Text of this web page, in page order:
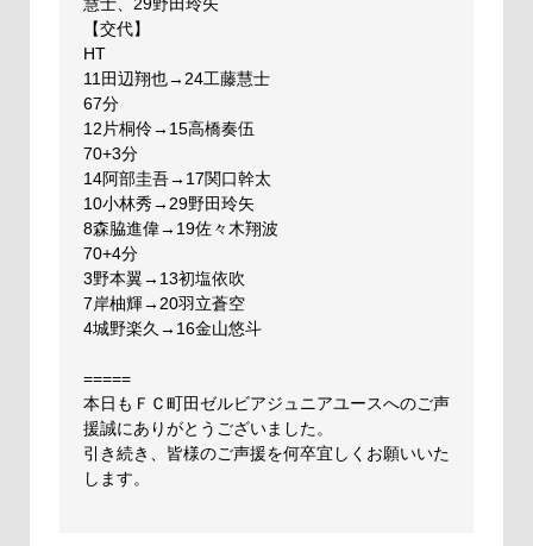
【交代】
HT
11田辺翔也→24工藤慧士
67分
12片桐伶→15高橋奏伍
70+3分
14阿部圭吾→17関口幹太
10小林秀→29野田玲矢
8森脇進偉→19佐々木翔波
70+4分
3野本翼→13初塩依吹
7岸柚輝→20羽立蒼空
4城野楽久→16金山悠斗
=====
本日もＦＣ町田ゼルビアジュニアユースへのご声
援誠にありがとうございました。
引き続き、皆様のご声援を何卒宜しくお願いいた
します。